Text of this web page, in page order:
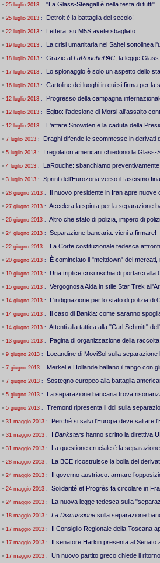
•25 luglio 2013 :
"La Glass-Steagall è nella testa di tutti"
•25 luglio 2013 :
Detroit è la battaglia del secolo!
•22 luglio 2013 :
Lettera: su M5S avete sbagliato
•19 luglio 2013 :
La crisi umanitaria nel Sahel sottolinea
•18 luglio 2013 : Grazie al LaRouchePAC, la legge
•17 luglio 2013 :
Lo spionaggio è solo un aspetto dello
•16 luglio 2013 :
Cartoline dei luoghi in cui si firma per la
•12 luglio 2013 :
Progresso della campagna
•12 luglio 2013 :
Egitto: l'adesione di Morsi all'assalto
•12 luglio 2013 :
L'affare Snowden e la caduta della
•7 luglio 2013 :
Draghi difende le scommesse in derivati
•5 luglio 2013 :
I regolatori americani chiedono la Glass-
•4 luglio 2013 :
LaRouche: sbanchiamo
•3 luglio 2013 :
Sprint dell'Eurozona verso il fascismo
•28 giugno 2013 :
Il nuovo presidente in Iran apre nuove
•27 giugno 2013 : Accelera la spinta per la separazione
•26 giugno 2013 : Altro che stato di polizia, impero di
•24 giugno 2013 :
Separazione bancaria: vieni a firmare!
•22 giugno 2013 :
La Corte costituzionale tedesca
•20 giugno 2013 :
È cominciato il "meltdown" dei
•19 giugno 2013 :
Una triplice crisi rischia di portarci alla
•15 giugno 2013 :
Vergognosa Aida in stile Star Trek
•14 giugno 2013 :
L'indignazione per lo stato di polizia di
•14 giugno 2013 :
Il caso di Bankia: come saranno
•14 giugno 2013 : Attenti alla tattica alla "Carl Schmitt"
•13 giugno 2013 :
Pagina di organizzazione della
•9 giugno 2013 :
Locandine di MoviSol sulla separazione
•7 giugno 2013 :
Merkel e Hollande ballano il tango con
•7 giugno 2013 :
Sostegno europeo alla battaglia
•5 giugno 2013 :
La separazione bancaria trova
•5 giugno 2013 :
Tremonti ripresenta il ddl sulla
•31 maggio 2013 :
Perché si salvi l'Europa deve saltare
•31 maggio 2013 : I Bankstershanno scritto la direttiva
•31 maggio 2013 :
La questione cruciale è la
•28 maggio 2013 :
La BCE ricostruisce la bolla dei
•24 maggio 2013 :
Il governo austriaco: armare
•24 maggio 2013 :
Solidarité et Progrès fa circolare in
•24 maggio 2013 :
La nuova legge tedesca sulla
•18 maggio 2013 : La Discussionesulla separazione
•17 maggio 2013 :
Il Consiglio Regionale della Toscana
•17 maggio 2013 :
Il senatore Harkin presenta al Senato
•17 maggio 2013 : Un nuovo partito greco chiede il